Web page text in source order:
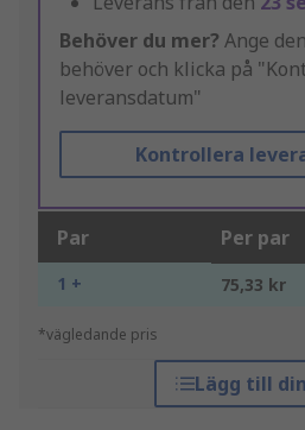
Behöver du mer? Ange
behöver och klicka på
leveransdatum"
Kontrollera
Par Per par
1 + 75,33 kr
*vägledande pris
Lägg till